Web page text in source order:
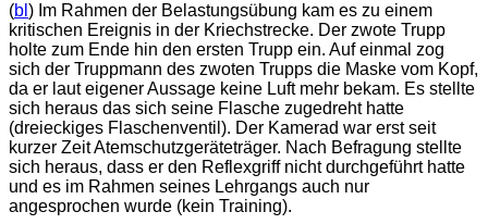
(bl ) Im Rahmen der Belastungsübung kam es zu einem
kritischen Ereignis in der Kriechstrecke. Der zwote Trupp
holte zum Ende hin den ersten Trupp ein. Auf einmal zog
sich der Truppmann des zwoten Trupps die Maske vom Kopf,
da er laut eigener Aussage keine Luft mehr bekam. Es stellte
sich heraus das sich seine Flasche zugedreht hatte
(dreieckiges Flaschenventil). Der Kamerad war erst seit
kurzer Zeit Atemschutzgeräteträger. Nach Befragung stellte
sich heraus, dass er den Reflexgriff nicht durchgeführt hatte
und es im Rahmen seines Lehrgangs auch nur
angesprochen wurde (kein Training).